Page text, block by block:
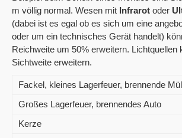
m völlig normal. Wesen mit Infrarot oder
(dabei ist es egal ob es sich um eine
oder um ein technisches Gerät handelt)
Reichweite um 50% erweitern. Lichtquellen
Sichtweite erweitern.
Fackel, kleines Lagerfeuer, brennende
Großes Lagerfeuer, brennendes Auto
Kerze